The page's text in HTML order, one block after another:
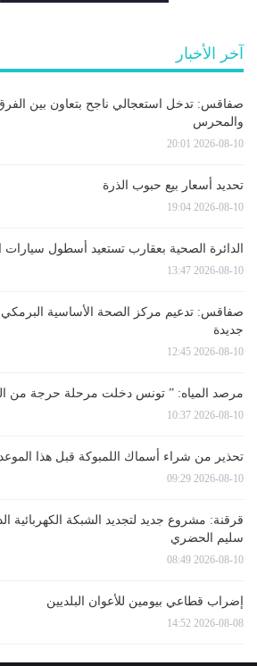
آخر الأخبار
صفاقس: تدخل استعجالي ناجح بتعاون بين الفرق
والمحرس
2026-08-10 20:01
تحديد أسعار بيع حبوب الذرة
2026-08-10 19:04
الدائرة الصحية بعقارب تستعيد أسطول سيارات
2026-08-10 13:47
صفاقس: تدعيم مركز الصحة الأساسية
جديدة
2026-08-10 12:45
مرصد المياه: ” تونس دخلت مرحلة حرجة من
2026-08-10 10:37
تحذير من شراء أسماك اللمبوكة قبل هذا الموعد
2026-08-10 09:29
قرقنة: مشروع جديد لتجديد الشبكة الكهربائية
سليم الحضري
2026-08-10 08:49
إضراب قطاعي بيومين للأعوان البلديين
2026-08-08 14:52